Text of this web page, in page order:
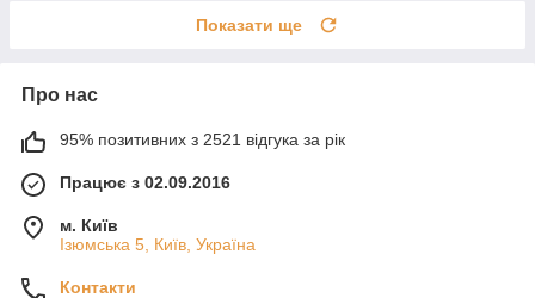
Показати ще
Про нас
95% позитивних з 2521 відгука за рік
Працює з 02.09.2016
м. Київ
Ізюмська 5, Київ, Україна
Контакти